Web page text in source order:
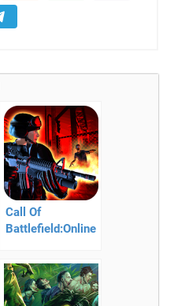
Call Of
Battlefield:Online
апокалипсис